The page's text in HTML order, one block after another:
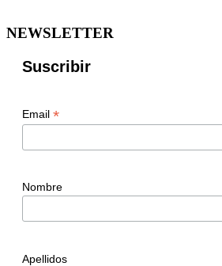
NEWSLETTER
Suscribir
Email *
Nombre
Apellidos